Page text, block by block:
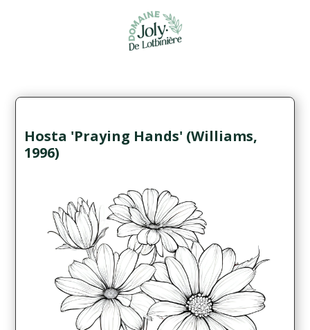
Hosta 'Praying Hands' (Williams,
1996)